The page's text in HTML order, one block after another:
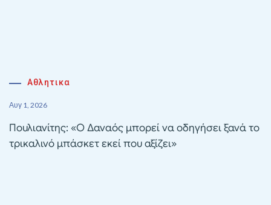
Αθλητικα
Αυγ 1, 2026
Πουλιανίτης: «Ο Δαναός μπορεί να οδηγήσει ξανά το
τρικαλινό μπάσκετ εκεί που αξίζει»